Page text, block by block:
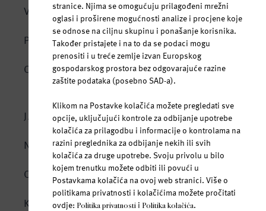
VODA I ŽIVOT
Tijelo se sastoji od vode
Hidracija u svim situacijama
U bilo kojoj dobi
Cijele godine
Jedinstveni mineralni sastav
Bez doticaja sa vanjskim svijetom
Za roditelje i bebe
Bezbrižno ljeto uz Janu
PROIZVODI
Jana mineralna negazirana voda
Jana voda s okusom voća
Jana vitamin
Jana Ice Tea
OSJETI SVOJE JA
JANA SPORT
NOVOSTI
ODGOVORNOST
KONTAKT
stranice. Njima se omogućuju prilagođeni mrežni
oglasi i proširene mogućnosti analize i procjene koje
se odnose na ciljnu skupinu i ponašanje korisnika.
Također pristajete i na to da se podaci mogu
prenositi i u treće zemlje izvan Europskog
gospodarskog prostora bez odgovarajuće razine
zaštite podataka (posebno SAD-a).
Klikom na Postavke kolačića možete pregledati sve
opcije, uključujući kontrole za odbijanje upotrebe
kolačića za prilagodbu i informacije o kontrolama na
razini preglednika za odbijanje nekih ili svih
kolačića za druge upotrebe. Svoju privolu u bilo
kojem trenutku možete odbiti ili povući u
Postavkama kolačića na ovoj web stranici. Više o
politikama privatnosti i kolačićima možete pročitati
ovdje: Politika privatnosti i Politika kolačića.